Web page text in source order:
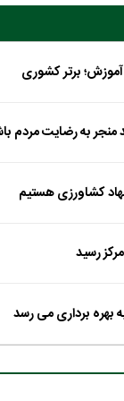
منجر به رضایت مردم
کشاورزی هستیم